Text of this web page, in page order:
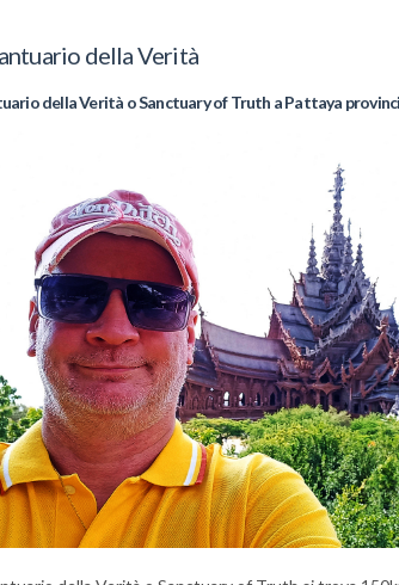
della Verità
della Verità o Sanctuary of Truth a Pattaya